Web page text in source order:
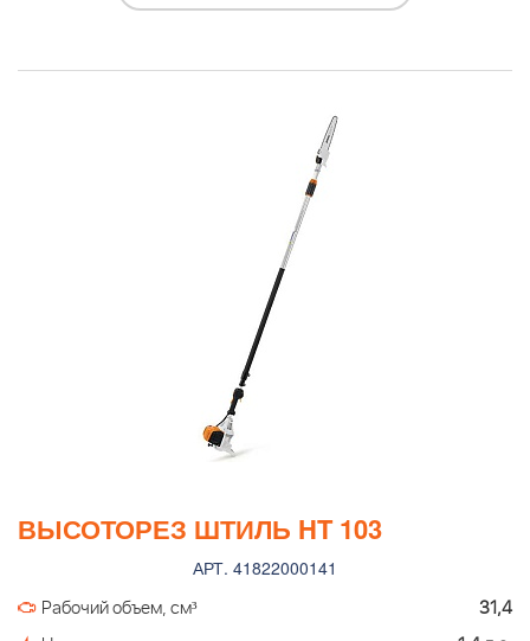
ВЫСОТОРЕЗ ШТИЛЬ HT 103
АРТ. 41822000141
Рабочий объем, см³
31,4